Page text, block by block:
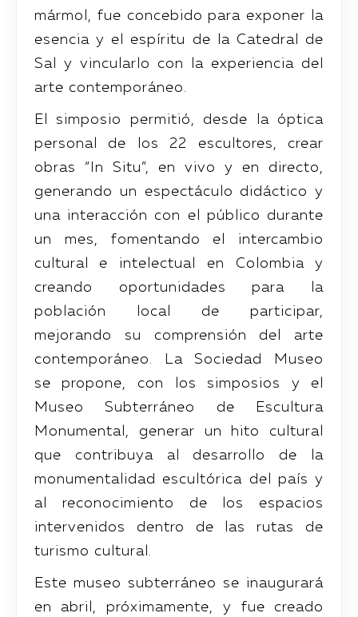
mármol, fue concebido para exponer la
esencia y el espíritu de la Catedral de
Sal y vincularlo con la experiencia del
arte contemporáneo.
El simposio permitió, desde la óptica
personal de los 22 escultores, crear
obras “In Situ”, en vivo y en directo,
generando un espectáculo didáctico y
una interacción con el público durante
un mes, fomentando el intercambio
cultural e intelectual en Colombia y
creando oportunidades para la
población local de participar,
mejorando su comprensión del arte
contemporáneo. La Sociedad Museo
se propone, con los simposios y el
Museo Subterráneo de Escultura
Monumental, generar un hito cultural
que contribuya al desarrollo de la
monumentalidad escultórica del país y
al reconocimiento de los espacios
intervenidos dentro de las rutas de
turismo cultural.
Este museo subterráneo se inaugurará
en abril, próximamente, y fue creado